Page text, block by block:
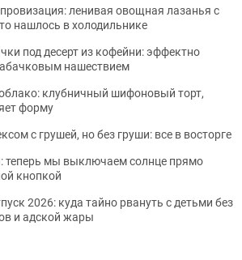
ленивая овощная лазанья с
нашлось в холодильнике
под десерт из кофейни: эффектно
нашествием
клубничный шифоновый торт,
форму
с грушей, но без груши: все в восторге
теперь мы выключаем солнце прямо
кнопкой
2026: куда тайно рвануть с детьми без
и адской жары